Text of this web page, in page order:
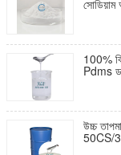
সোডিয়াম
100%
Pdms
উচ্চ
50CS/